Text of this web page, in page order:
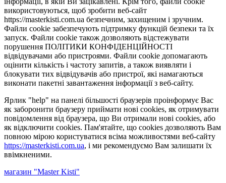
використовуються, щоб зробити веб-сайт
https://masterkisti.com.ua безпечним, захищеним і зручним.
Файли cookie забезпечують підтримку функцій безпеки та їх
запуск. Файли cookie також дозволяють відстежувати
порушення ПОЛІТИКИ КОНФІДЕНЦІЙНОСТІ
відвідувачами або пристроями. Файли cookie допомагають
оцінити кількість і частоту запитів, а також виявляти і
блокувати тих відвідувачів або пристрої, які намагаються
виконати пакетні завантаження інформації з веб-сайту.
Ярлик "help" на панелі більшості браузерів проінформує Вас
як заборонити браузеру приймати нові cookies, як отримувати
повідомлення від браузера, що Ви отримали нові cookies, або
як відключити cookies. Пам'ятайте, що cookies дозволяють Вам
повною мірою користуватися всіма можливостями веб-сайту
https://masterkisti.com.ua, і ми рекомендуємо Вам залишати їх
ввімкненими.
магазин "Master Kisti"